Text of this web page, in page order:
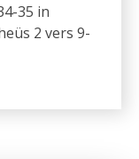
35 in
2 vers 9-